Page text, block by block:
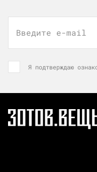
Введите e-mail
Я подтверждаю